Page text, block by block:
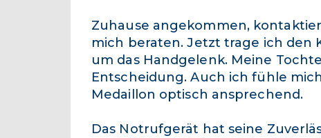
Zuhause angekommen,
mich beraten. Jetzt trage ich den
um das Handgelenk. Meine
Entscheidung. Auch ich fühle
Medaillon optisch ansprechend.
Das Notrufgerät hat seine